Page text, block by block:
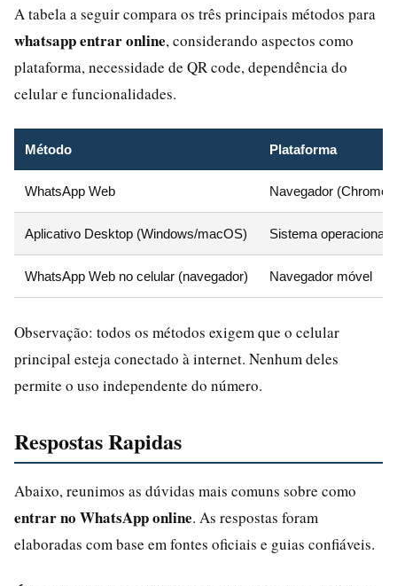
A tabela a seguir compara os três principais métodos para
whatsapp entrar online, considerando aspectos como
plataforma, necessidade de QR code, dependência do
celular e funcionalidades.
Método Plataforma
WhatsApp Web Navegador (Chrome,
Aplicativo Desktop (Windows/macOS) Sistema operacional
WhatsApp Web no celular (navegador) Navegador móvel
Observação: todos os métodos exigem que o celular
principal esteja conectado à internet. Nenhum deles
permite o uso independente do número.
Respostas Rapidas
Abaixo, reunimos as dúvidas mais comuns sobre como
entrar no WhatsApp online. As respostas foram
elaboradas com base em fontes oficiais e guias confiáveis.